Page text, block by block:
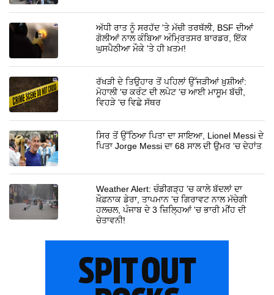
ਅੱਧੀ ਰਾਤ ਨੂੰ ਸਰਹੱਦ 'ਤੇ ਮੱਚੀ ਤਰਥੱਲੀ, BSF ਦੀਆਂ
ਗੋਲੀਆਂ ਨਾਲ ਕੰਬਿਆ ਅੰਮ੍ਰਿਤਸਰ ਬਾਰਡਰ, ਇੱਕ
ਘੁਸਪੈਠੀਆ ਮੌਕੇ 'ਤੇ ਹੀ ਖ਼ਤਮ!
ਰੱਖੜੀ ਦੇ ਤਿਉਹਾਰ ਤੋਂ ਪਹਿਲਾਂ ਉੱਜੜੀਆਂ ਖ਼ੁਸ਼ੀਆਂ:
ਮੋਹਾਲੀ 'ਚ ਕਰੰਟ ਦੀ ਲਪੇਟ 'ਚ ਆਈ ਮਾਸੂਮ ਬੱਚੀ,
ਵਿਹੜੇ 'ਚ ਵਿਛੇ ਸੱਥਰ
ਸਿਰ ਤੋਂ ਉੱਠਿਆ ਪਿਤਾ ਦਾ ਸਾਇਆ, Lionel Messi ਦੇ
ਪਿਤਾ Jorge Messi ਦਾ 68 ਸਾਲ ਦੀ ਉਮਰ 'ਚ ਦੇਹਾਂਤ
Weather Alert: ਚੰਡੀਗੜ੍ਹ 'ਚ ਕਾਲੇ ਬੱਦਲਾਂ ਦਾ
ਖ਼ੌਫ਼ਨਾਕ ਡੇਰਾ, ਤਾਪਮਾਨ 'ਚ ਗਿਰਾਵਟ ਨਾਲ ਮੱਚੇਗੀ
ਹਲਚਲ, ਪੰਜਾਬ ਦੇ 3 ਜ਼ਿਲ੍ਹਿਆਂ 'ਚ ਭਾਰੀ ਮੀਂਹ ਦੀ
ਚੇਤਾਵਨੀ!